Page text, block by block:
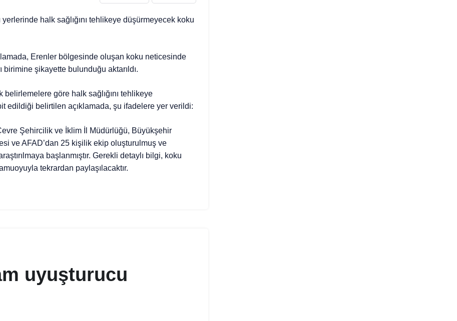
halk sağlığını tehlikeye düşürmeyecek koku
Erenler bölgesinde oluşan koku neticesinde
birimine şikayette bulunduğu aktarıldı.
göre halk sağlığını tehlikeye
edildiği belirtilen açıklamada, şu ifadelere yer verildi:
Şehircilik ve İklim İl Müdürlüğü, Büyükşehir
ve AFAD’dan 25 kişilik ekip oluşturulmuş ve
başlanmıştır. Gerekli detaylı bilgi, koku
tekrardan paylaşılacaktır.
uyuşturucu